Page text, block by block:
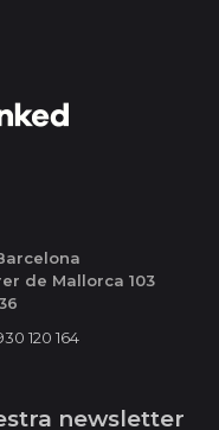
de Mallorca 103
120 164
newsletter